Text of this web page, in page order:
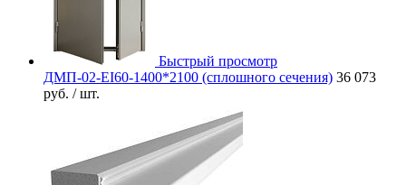
Быстрый просмотр
ДМП-02-EI60-1400*2100 (сплошного сечения) 36 073
руб. / шт.